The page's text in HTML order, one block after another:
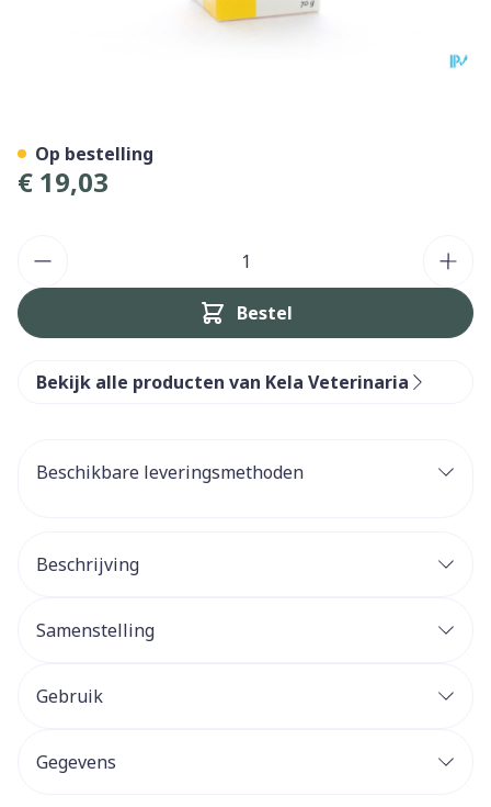
€ 19,03
Bestel
Op bestelling
Bekijk alle producten van Kela Veterinaria
Beschikbare leveringsmethoden
Beschrijving
Samenstelling
Gebruik
Gegevens